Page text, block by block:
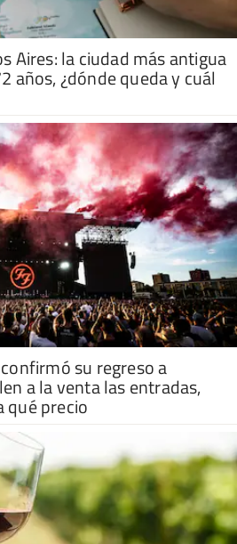
Aires: la ciudad más antigua
años, ¿dónde queda y cuál
su regreso a
a la venta las entradas,
qué precio